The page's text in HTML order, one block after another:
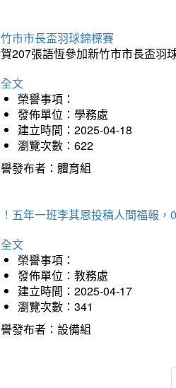
市市長盃羽球錦標賽
207張語恆參加新竹市市長盃羽
文
榮譽事項：
發佈單位：學務處
建立時間：2025-04-18
瀏覽次數：622
發布者：體育組
五年一班李其恩投稿人間福報，
文
榮譽事項：
發佈單位：教務處
建立時間：2025-04-17
瀏覽次數：341
發布者：設備組